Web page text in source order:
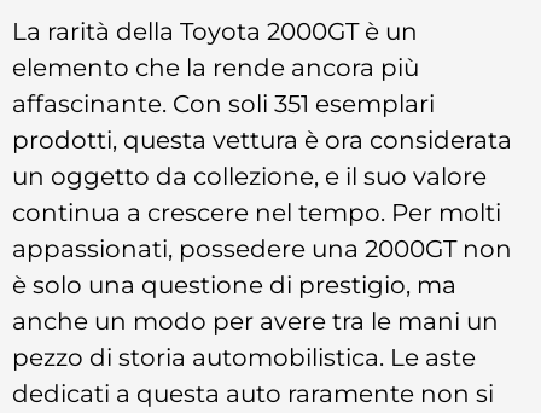
La rarità della Toyota 2000GT è un
elemento che la rende ancora più
affascinante. Con soli 351 esemplari
prodotti, questa vettura è ora considerata
un oggetto da collezione, e il suo valore
continua a crescere nel tempo. Per molti
appassionati, possedere una 2000GT non
è solo una questione di prestigio, ma
anche un modo per avere tra le mani un
pezzo di storia automobilistica. Le aste
dedicati a questa auto raramente non si